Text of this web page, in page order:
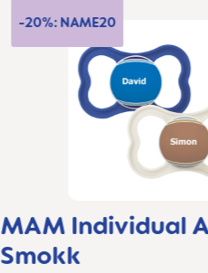
-20%: NAME20
MAM Individual
Smokk